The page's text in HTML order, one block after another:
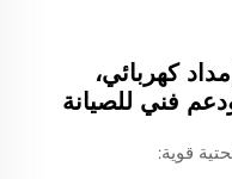
كهربائي،
فني للصيانة
قوية: